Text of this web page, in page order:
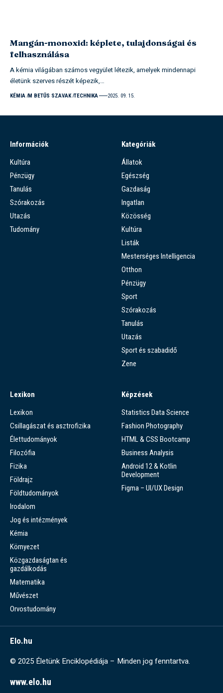
Mangán-monoxid: képlete, tulajdonságai és
felhasználása
A kémia világában számos vegyület létezik, amelyek mindennapi
életünk szerves részét képezik,…
KÉMIA M BETŰS SZAVAK TECHNIKA 2025. 09. 15.
Információk
Kultúra
Pénzügy
Tanulás
Szórakozás
Utazás
Tudomány
Kategóriák
Állatok
Egészség
Gazdaság
Ingatlan
Közösség
Kultúra
Listák
Mesterséges Intelligencia
Otthon
Pénzügy
Sport
Szórakozás
Tanulás
Utazás
Sport és szabadidő
Zene
Lexikon
Lexikon
Csillagászat és asztrofizika
Élettudományok
Filozófia
Fizika
Földrajz
Földtudományok
Irodalom
Jog és intézmények
Kémia
Környezet
Közgazdaságtan és
gazdálkodás
Matematika
Művészet
Orvostudomány
Képzések
Statistics Data Science
Fashion Photography
HTML & CSS Bootcamp
Business Analysis
Android 12 & Kotlin
Development
Figma – UI/UX Design
Elo.hu
© 2025 Életünk Enciklopédiája – Minden jog fenntartva.
www.elo.hu